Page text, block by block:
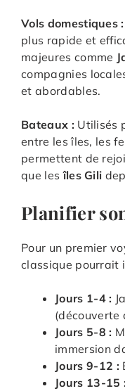
Vols domestiques :
plus rapide et
majeures comme
compagnies
et abordables.
Bateaux : Utilisés
entre les îles, les
permettent de
que lesîles Gili
Planifier
Pour un premier
classique pourrait
Jours 1-4 :
(découverte
Jours 5-8 :
immersion
Jours 9-12 :
Jours 13-15 :